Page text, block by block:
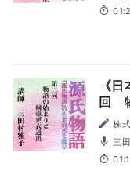
《
回
株
三